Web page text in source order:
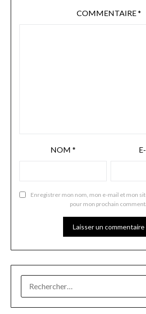
COMMENTAIRE*
NOM *
Enregistrer mon nom, mon e-mail et mon
pour mon prochain